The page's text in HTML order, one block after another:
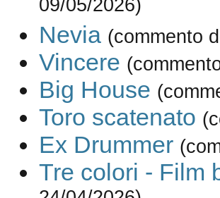
09/05/2026)
Nevia (commento
Vincere
Big House
Toro scatenato
Ex Drummer
Tre colori - Film